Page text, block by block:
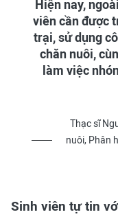
Hiện nay,
viên cần được
trại, sử dụng
chăn nuôi,
làm việc
Thạc sĩ
nuôi, Phân
Sinh viên tự tin